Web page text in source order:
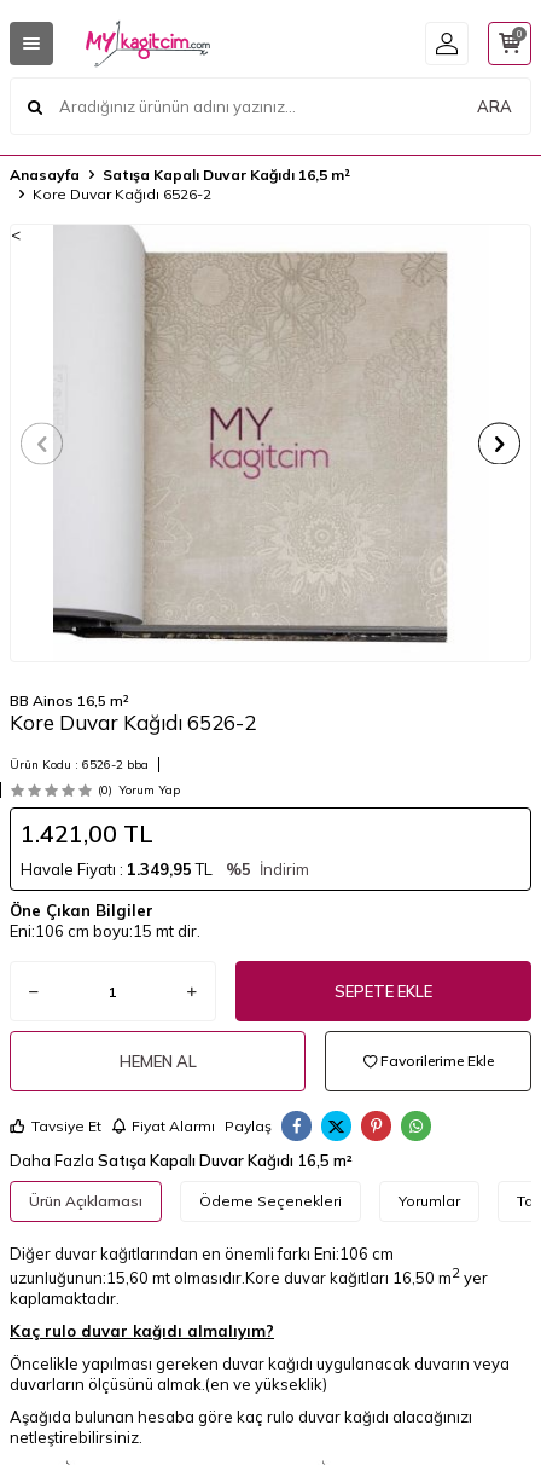
ARA
0
Anasayfa
Satışa Kapalı Duvar Kağıdı 16,5 m²
Kore Duvar Kağıdı 6526-2
<
BB Ainos 16,5 m²
Kore Duvar Kağıdı 6526-2
Ürün Kodu : 6526-2 bba
(0) Yorum Yap
1.421,00 TL
Havale Fiyatı : 1.349,95TL %5 İndirim
Öne Çıkan Bilgiler
Eni:106 cm boyu:15 mt dir.
SEPETE EKLE
HEMEN AL Favorilerime Ekle
Tavsiye Et Fiyat Alarmı Paylaş
Daha Fazla Satışa Kapalı Duvar Kağıdı 16,5 m²
Ürün Açıklaması Ödeme Seçenekleri Yorumlar
Diğer duvar kağıtlarından en önemli farkı Eni:106 cm
uzunluğunun:15,60 mt olmasıdır.Kore duvar kağıtları 16,50 m2 yer
kaplamaktadır.
Kaç rulo duvar kağıdı almalıyım?
Öncelikle yapılması gereken duvar kağıdı uygulanacak duvarın veya
duvarların ölçüsünü almak.(en ve yükseklik)
Aşağıda bulunan hesaba göre kaç rulo duvar kağıdı alacağınızı
netleştirebilirsiniz.